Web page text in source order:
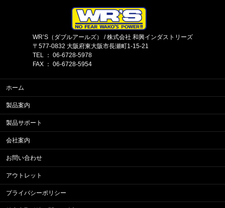
WR’S（ダブルアールズ） / 株式会社 和興インダストリーズ
〒577-0832 大阪府東大阪市長瀬町1-15-21
TEL ： 06-6728-5978
FAX ： 06-6728-5954
ホーム
製品案内
製品サポート
会社案内
お問い合わせ
アウトレット
プライバシーポリシー